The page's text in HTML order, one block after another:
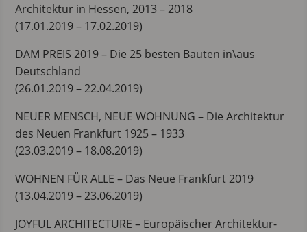
Architektur in Hessen, 2013 – 2018
(17.01.2019 – 17.02.2019)
DAM PREIS 2019 – Die 25 besten Bauten in\aus
Deutschland
(26.01.2019 – 22.04.2019)
NEUER MENSCH, NEUE WOHNUNG – Die Architektur
des Neuen Frankfurt 1925 – 1933
(23.03.2019 – 18.08.2019)
WOHNEN FÜR ALLE – Das Neue Frankfurt 2019
(13.04.2019 – 23.06.2019)
JOYFUL ARCHITECTURE – Europäischer Architektur-